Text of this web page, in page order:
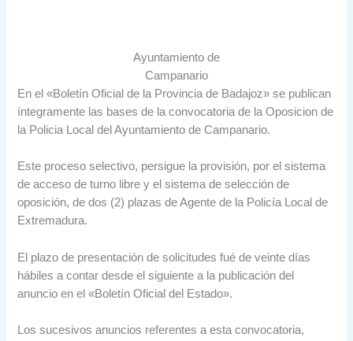
Ayuntamiento de
Campanario
En el «Boletín Oficial de la Provincia de Badajoz» se publican
íntegramente las bases de la convocatoria de la Oposicion de
la Policia Local del Ayuntamiento de Campanario.
Este proceso selectivo, persigue la provisión, por el sistema
de acceso de turno libre y el sistema de selección de
oposición, de dos (2) plazas de Agente de la Policía Local de
Extremadura.
El plazo de presentación de solicitudes fué de veinte días
hábiles a contar desde el siguiente a la publicación del
anuncio en el «Boletín Oficial del Estado».
Los sucesivos anuncios referentes a esta convocatoria,